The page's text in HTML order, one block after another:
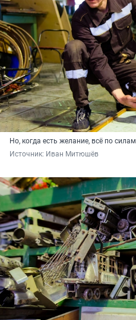
Но, когда есть желание, всё по силам
Источник: Иван Митюшёв